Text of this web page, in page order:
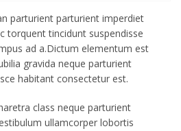
parturient parturient imperdiet
torquent tincidunt suspendisse
ad a.Dictum elementum est
gravida neque parturient
habitant consectetur est.
class neque parturient
ullamcorper lobortis